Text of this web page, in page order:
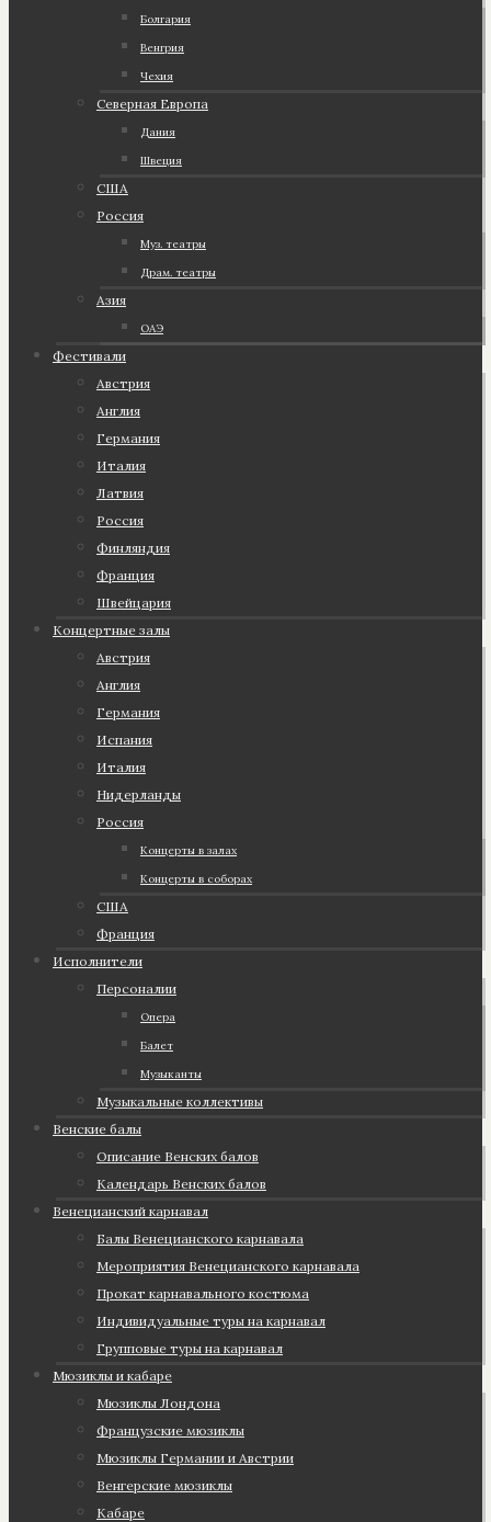
Болгария
Венгрия
Чехия
Северная Европа
Дания
Швеция
США
Россия
Муз. театры
Драм. театры
Азия
ОАЭ
Фестивали
Австрия
Англия
Германия
Италия
Латвия
Россия
Финляндия
Франция
Швейцария
Концертные залы
Австрия
Англия
Германия
Испания
Италия
Нидерланды
Россия
Концерты в залах
Концерты в соборах
США
Франция
Исполнители
Персоналии
Опера
Балет
Музыканты
Музыкальные коллективы
Венские балы
Описание Венских балов
Календарь Венских балов
Венецианский карнавал
Балы Венецианского карнавала
Мероприятия Венецианского карнавала
Прокат карнавального костюма
Индивидуальные туры на карнавал
Групповые туры на карнавал
Мюзиклы и кабаре
Мюзиклы Лондона
Французские мюзиклы
Мюзиклы Германии и Австрии
Венгерские мюзиклы
Кабаре